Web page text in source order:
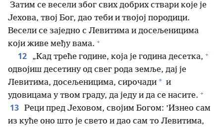
Затим се весели због свих добрих ствари које је
Јехова, твој Бог, дао теби и твојој породици.
Весели се заједно с Левитима и досељеницима
који живе међу вама. +
12 „Кад треће године, која је година десетка, +
одвојиш десетину од свег рода земље, дај је
Левитима, досељеницима, сирочади * и
удовицама у твом граду, да једу и да се насите. +
13 Реци пред Јеховом, својим Богом: ’Изнео сам
из куће оно што је свето и дао сам то Левитима,